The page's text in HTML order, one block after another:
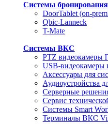
Системы бронирования
DoorTablet (on-
Qbic-Lanneck
T-Mate
Системы ВКС
PTZ видеокамеры
USB-
Аксессуары для
Аудиоустройства
Серверные
Сервис
Системы Smart
Терминалы ВКС